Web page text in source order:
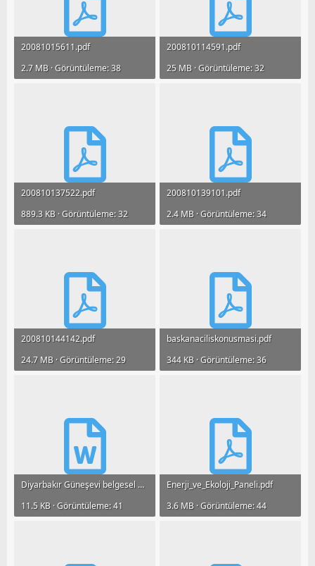
20081015611.pdf
2.7 MB · Görüntüleme: 38
200810114591.pdf
25 MB · Görüntüleme: 32
200810137522.pdf
889.3 KB · Görüntüleme: 32
200810139101.pdf
2.4 MB · Görüntüleme: 34
200810144142.pdf
24.7 MB · Görüntüleme: 29
baskanaciliskonusmasi.pdf
344 KB · Görüntüleme: 36
Diyarbakır Güneşevi belgesel film oluyor.docx
11.5 KB · Görüntüleme: 41
Enerji_ve_Ekoloji_Paneli.pdf
3.6 MB · Görüntüleme: 44